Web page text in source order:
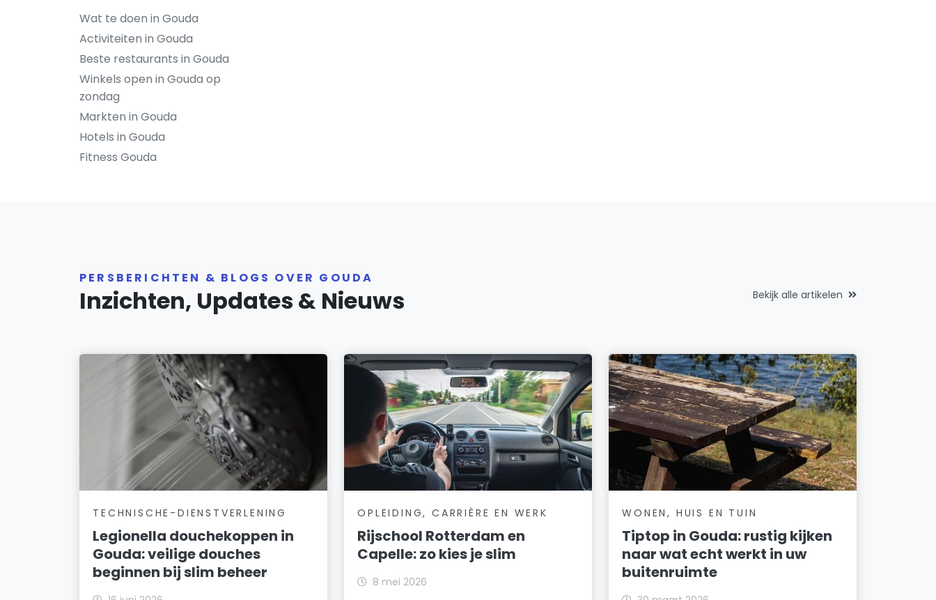
Wat te doen in Gouda
Activiteiten in Gouda
Beste restaurants in Gouda
Winkels open in Gouda op
zondag
Markten in Gouda
Hotels in Gouda
Fitness Gouda
PERSBERICHTEN & BLOGS OVER GOUDA
Inzichten, Updates & Nieuws Bekijk alle artikelen
TECHNISCHE-DIENSTVERLENING
Legionella douchekoppen in
Gouda: veilige douches
beginnen bij slim beheer
OPLEIDING, CARRIÈRE EN WERK
Rijschool Rotterdam en
Capelle: zo kies je slim
8 mei 2026
WONEN, HUIS EN TUIN
Tiptop in Gouda: rustig kijken
naar wat echt werkt in uw
buitenruimte